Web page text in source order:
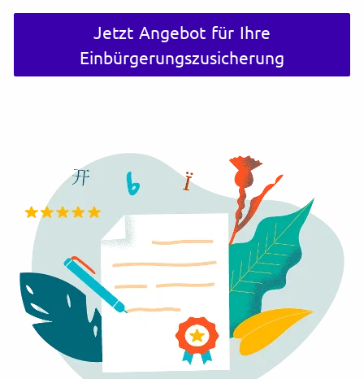
Jetzt Angebot für Ihre
Einbürgerungszusicherung